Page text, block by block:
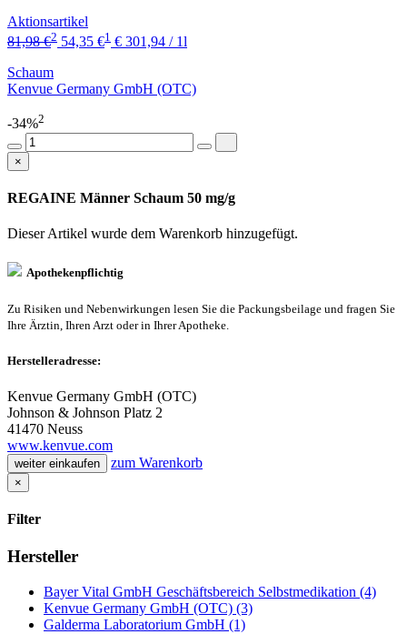
Aktionsartikel
81,98 €2 54,35 €1 € 301,94 / 1l
Schaum
Kenvue Germany GmbH (OTC)
-34%2
×
REGAINE Männer Schaum 50 mg/g
Dieser Artikel wurde dem Warenkorb hinzugefügt.
Apothekenpflichtig
Zu Risiken und Nebenwirkungen lesen Sie die Packungsbeilage und fragen Sie
Ihre Ärztin, Ihren Arzt oder in Ihrer Apotheke.
Herstelleradresse:
Kenvue Germany GmbH (OTC)
Johnson & Johnson Platz 2
41470 Neuss
www.kenvue.com
weiter einkaufen zum Warenkorb
×
Filter
Hersteller
Bayer Vital GmbH Geschäftsbereich Selbstmedikation (4)
Kenvue Germany GmbH (OTC) (3)
Galderma Laboratorium GmbH (1)